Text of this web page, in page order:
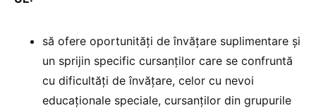
să ofere oportunități de învățare suplimentare și
un sprijin specific cursanților care se confruntă
cu dificultăți de învățare, celor cu nevoi
educaționale speciale, cursanților din grupurile